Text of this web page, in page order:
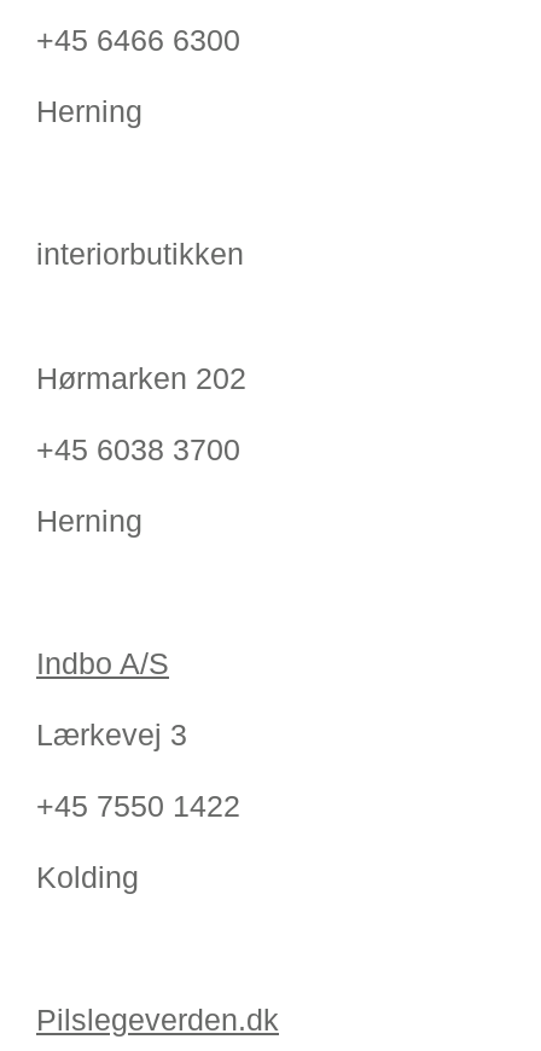
+45 6466 6300
Herning
interiorbutikken
Hørmarken 202
+45 6038 3700
Herning
Indbo A/S
Lærkevej 3
+45 7550 1422
Kolding
Pilslegeverden.dk